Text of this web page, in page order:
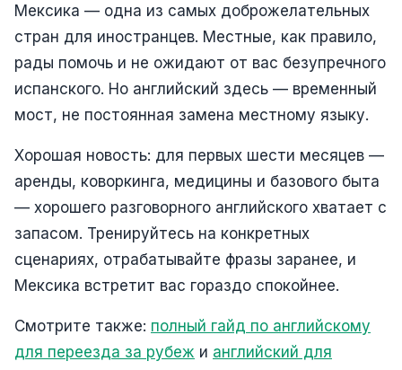
Мексика — одна из самых доброжелательных
стран для иностранцев. Местные, как правило,
рады помочь и не ожидают от вас безупречного
испанского. Но английский здесь — временный
мост, не постоянная замена местному языку.
Хорошая новость: для первых шести месяцев —
аренды, коворкинга, медицины и базового быта
— хорошего разговорного английского хватает с
запасом. Тренируйтесь на конкретных
сценариях, отрабатывайте фразы заранее, и
Мексика встретит вас гораздо спокойнее.
Смотрите также: полный гайд по английскому
для переезда за рубеж и английский для